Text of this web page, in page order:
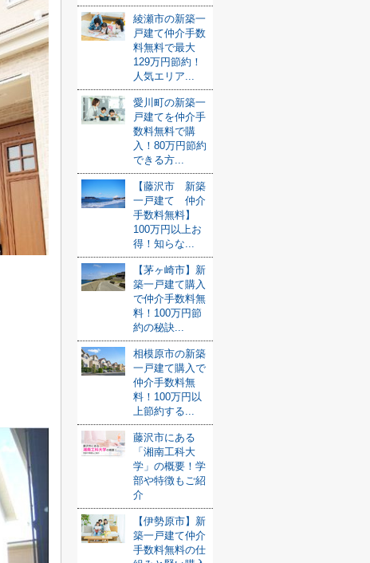
綾瀬市の新築一
戸建て仲介手数
料無料で最大
129万円節約！
人気エリア...
愛川町の新築一
戸建てを仲介手
数料無料で購
入！80万円節約
できる方...
【藤沢市 新築
一戸建て 仲介
手数料無料】
100万円以上お
得！知らな...
【茅ヶ崎市】新
築一戸建て購入
で仲介手数料無
料！100万円節
約の秘訣...
相模原市の新築
一戸建て購入で
仲介手数料無
料！100万円以
上節約する...
藤沢市にある
「湘南工科大
学」の概要！学
部や特徴もご紹
介
【伊勢原市】新
築一戸建て仲介
手数料無料の仕